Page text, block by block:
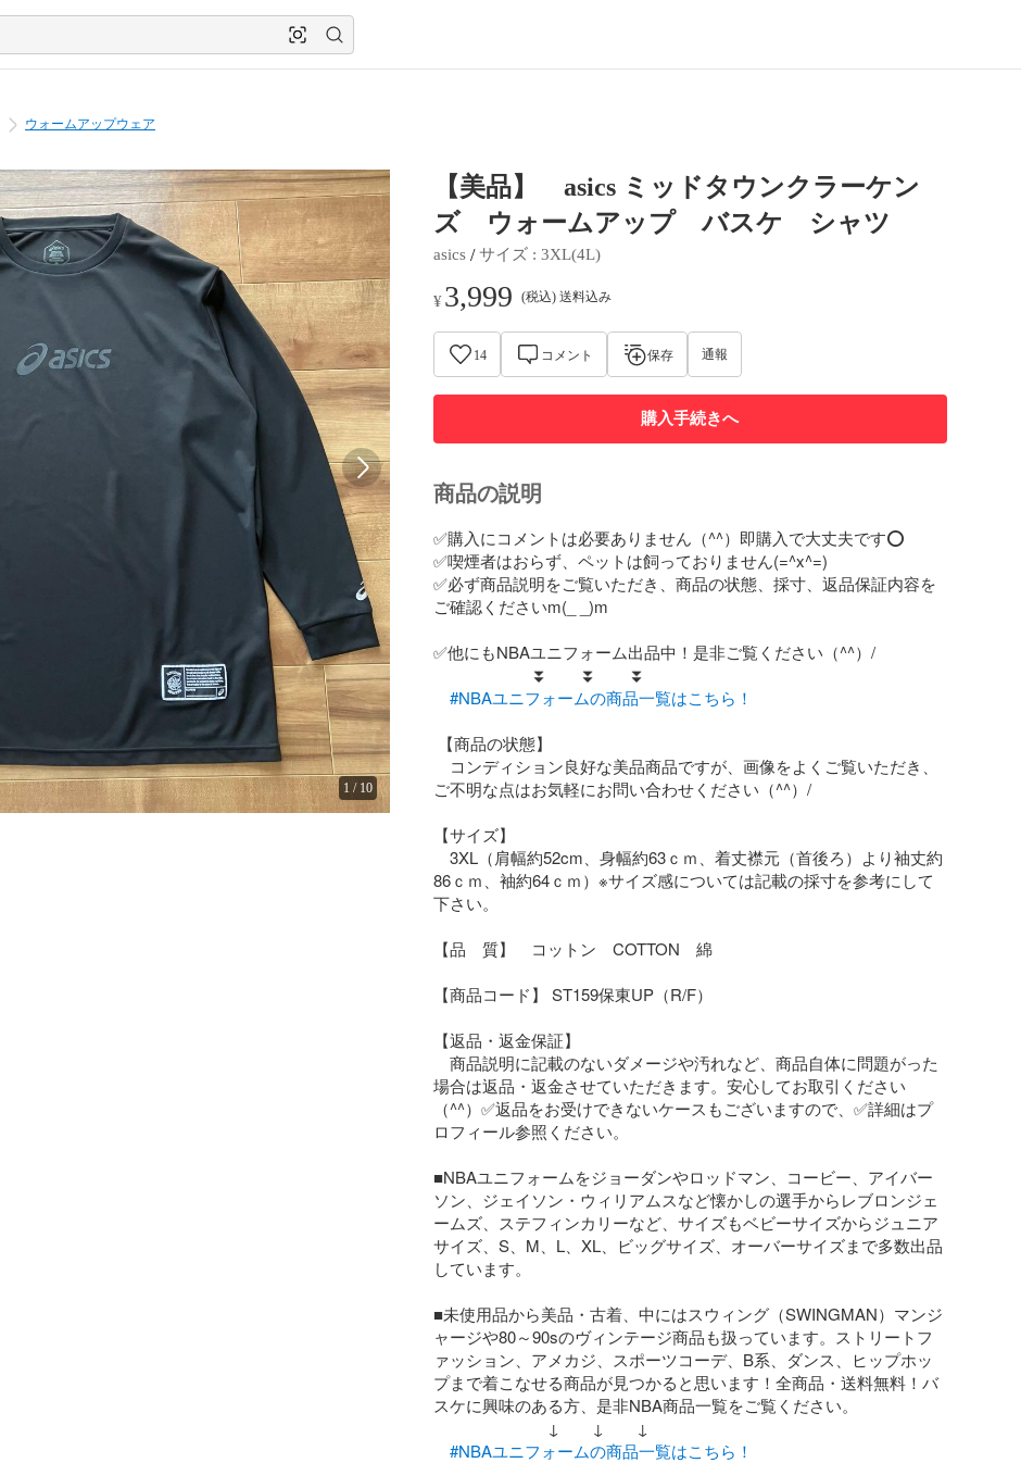
ウォームアップウェア
1/ 10
【美品】 asics ミッドタウンクラーケン
ズ ウォームアップ バスケ シャツ
asics / サイズ : 3XL(4L)
¥ 3,999 (税込) 送料込み
14 コメント 保存 通報
購入手続きへ
商品の説明
✅購入にコメントは必要ありません（^^）即購入で大丈夫です⭕️
✅喫煙者はおらず、ペットは飼っておりません(=^x^=)
✅必ず商品説明をご覧いただき、商品の状態、採寸、返品保証内容を
ご確認くださいm(_ _)m
✅他にもNBAユニフォーム出品中！是非ご覧ください（^^）/
⏬　　⏬　　⏬
#NBAユニフォームの商品一覧はこちら！
コンディション良好な美品商品ですが、画像をよくご覧いただき、
ご不明な点はお気軽にお問い合わせください（^^）/
【サイズ】
3XL（肩幅約52cm、身幅約63ｃｍ、着丈襟元（首後ろ）より袖丈約
86ｃｍ、袖約64ｃｍ）※サイズ感については記載の採寸を参考にして
下さい。
【品　質】　コットン　COTTON　綿
【商品コード】 ST159保東UP（R/F）
【返品・返金保証】
商品説明に記載のないダメージや汚れなど、商品自体に問題がった
場合は返品・返金させていただきます。安心してお取引ください
（^^）✅返品をお受けできないケースもございますので、✅詳細はプ
ロフィール参照ください。
■NBAユニフォームをジョーダンやロッドマン、コービー、アイバー
ソン、ジェイソン・ウィリアムスなど懐かしの選手からレブロンジェ
ームズ、ステフィンカリーなど、サイズもベビーサイズからジュニア
サイズ、S、M、L、XL、ビッグサイズ、オーバーサイズまで多数出品
しています。
■未使用品から美品・古着、中にはスウィング（SWINGMAN）マンジ
ャージや80～90sのヴィンテージ商品も扱っています。ストリートフ
ァッション、アメカジ、スポーツコーデ、B系、ダンス、ヒップホッ
プまで着こなせる商品が見つかると思います！全商品・送料無料！バ
スケに興味のある方、是非NBA商品一覧をご覧ください。
↓　　↓　　↓
#NBAユニフォームの商品一覧はこちら！